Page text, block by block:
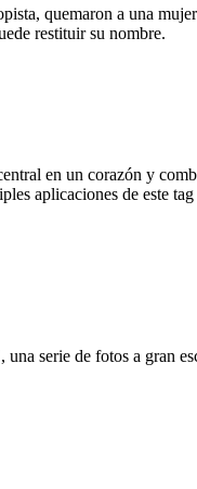
quemaron a una
restituir su nombre.
en un corazón y
aplicaciones de este
serie de fotos a gran